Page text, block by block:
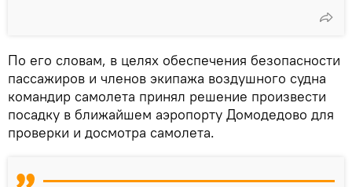
По его словам, в целях обеспечения безопасности
пассажиров и членов экипажа воздушного судна
командир самолета принял решение произвести
посадку в ближайшем аэропорту Домодедово для
проверки и досмотра самолета.